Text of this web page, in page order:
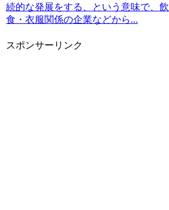
続的な発展をする、という意味で、飲
食・衣服関係の企業などから...
スポンサーリンク